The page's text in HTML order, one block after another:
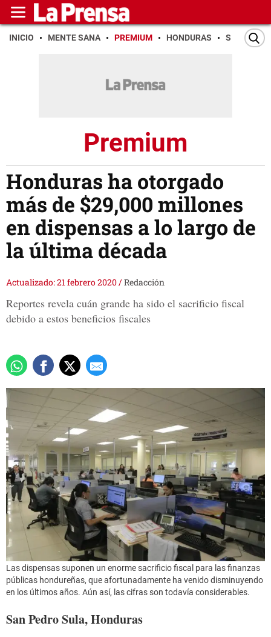
INICIO MENTE SANA PREMIUM HONDURAS SAN PEDRO
Premium
Honduras ha otorgado
más de $29,000 millones
en dispensas a lo largo de
la última década
Actualizado: 21 febrero 2020/Redacción
Reportes revela cuán grande ha sido el sacrificio fiscal
debido a estos beneficios fiscales
Las dispensas suponen un enorme sacrificio fiscal para las finanzas
públicas hondureñas, que afortunadamente ha venido disminuyendo
en los últimos años. Aún así, las cifras son todavía considerables.
San Pedro Sula, Honduras